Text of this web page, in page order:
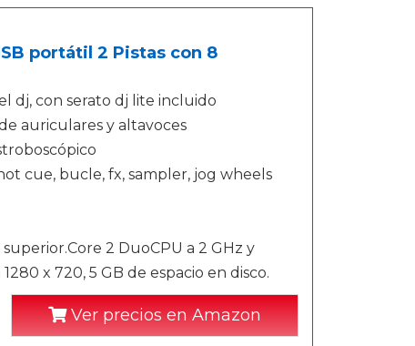
portátil 2 Pistas con 8
dj, con serato dj lite incluido
auriculares y altavoces
cue, bucle, fx, sampler, jog wheels
superior.Core 2 DuoCPU a 2 GHz y
x 720, 5 GB de espacio en disco.
Ver precios en Amazon